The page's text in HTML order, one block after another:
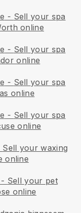
- Sell your spa
online
- Sell your spa
online
- Sell your spa
online
- Sell your spa
online
Sell your waxing
online
- Sell your pet
online